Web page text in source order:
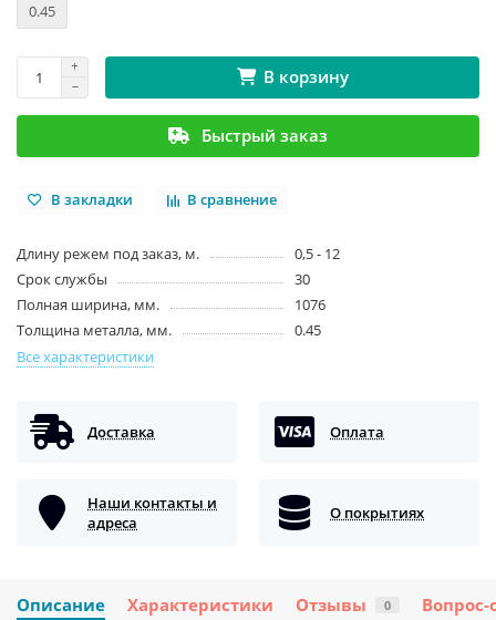
0.45
В корзину
Быстрый заказ
В закладки В сравнение
Длину режем под заказ, м.
0,5 - 12
Срок службы
30
Полная ширина, мм.
1076
Толщина металла, мм.
0.45
Все характеристики
Доставка Оплата
Наши контакты и
адреса
О покрытиях
Описание Характеристики Отзывы 0 Вопрос-